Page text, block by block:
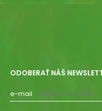
ODOBERAŤ NÁŠ
e-mail